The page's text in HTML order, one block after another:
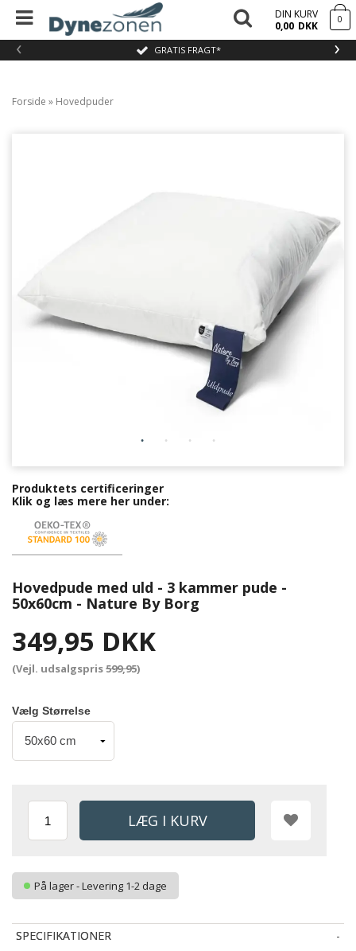
GRATIS FRAGT*
‹ ›
DIN KURV
0,00 DKK 0
Forside » Hovedpuder
Produktets certificeringer
Klik og læs mere her under:
Hovedpude med uld - 3 kammer pude -
50x60cm - Nature By Borg
349,95 DKK
(Vejl. udsalgspris599,95)
Vælg Størrelse
På lager - Levering 1-2 dage
SPECIFIKATIONER